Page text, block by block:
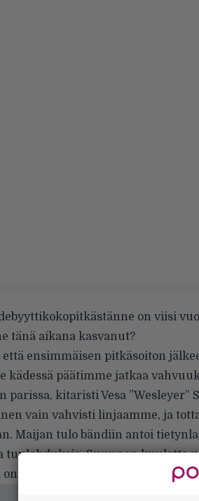
on viisi
tänä aikana kasvanut?
että ensimmäisen pitkäsoiton
kädessä päätimme jatkaa
kitaristi Vesa ”Wesleyer”
vain vahvisti linjaamme, ja
Maijan tulo bändiin antoi
tuulahduksia. Suunnan kuulette
hyvä jatkaa.